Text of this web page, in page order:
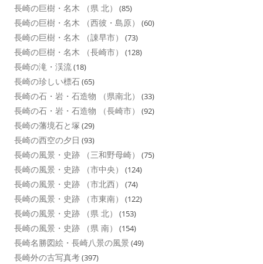
長崎の巨樹・名木 （県 北） (85)
長崎の巨樹・名木 （西彼・島原） (60)
長崎の巨樹・名木 （諌早市） (73)
長崎の巨樹・名木 （長崎市） (128)
長崎の滝・渓流(18)
長崎の珍しい標石(65)
長崎の石・岩・石造物 （県南北） (33)
長崎の石・岩・石造物 （長崎市） (92)
長崎の藩境石と塚 (29)
長崎の西空の夕日 (93)
長崎の風景・史跡 （三和野母崎） (75)
長崎の風景・史跡 （市中央） (124)
長崎の風景・史跡 （市北西） (74)
長崎の風景・史跡 （市東南） (122)
長崎の風景・史跡 （県 北） (153)
長崎の風景・史跡 （県 南） (154)
長崎名勝図絵・長崎八景の風景 (49)
長崎外の古写真考(397)